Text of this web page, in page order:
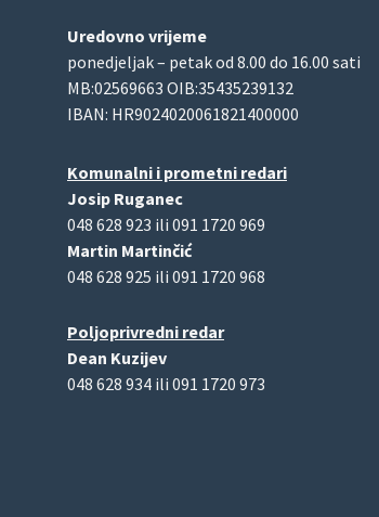
Uredovno vrijeme
ponedjeljak – petak od 8.00 do 16.00 sati
MB:02569663 OIB:35435239132
IBAN: HR9024020061821400000
Komunalni i prometni redari
Josip Ruganec
048 628 923 ili 091 1720 969
Martin Martinčić
048 628 925 ili 091 1720 968
Poljoprivredni redar
Dean Kuzijev
048 628 934 ili 091 1720 973